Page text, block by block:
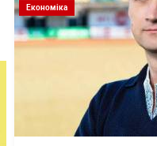
Економіка